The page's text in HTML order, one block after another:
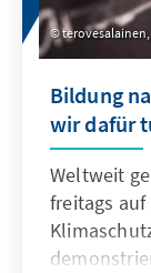
Bildung
wir dafür
Weltweit
freitags